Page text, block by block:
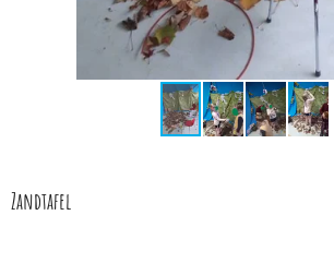
Zandtafel